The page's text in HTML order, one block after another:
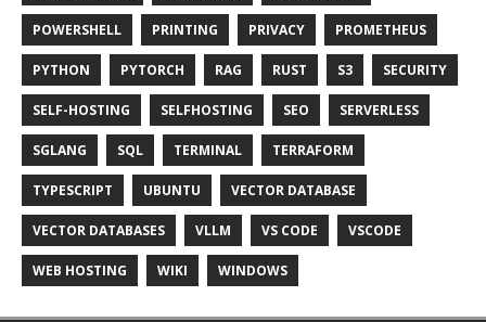
POWERSHELL PRINTING PRIVACY PROMETHEUS
PYTHON PYTORCH RAG RUST S3 SECURITY
SELF-HOSTING SELFHOSTING SEO SERVERLESS
SGLANG SQL TERMINAL TERRAFORM
TYPESCRIPT UBUNTU VECTOR DATABASE
VECTOR DATABASES VLLM VS CODE VSCODE
WEB HOSTING WIKI WINDOWS